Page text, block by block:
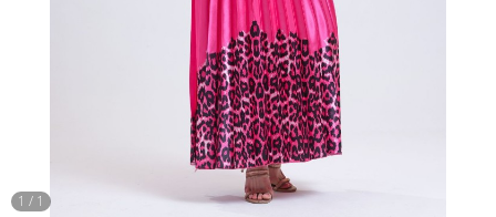
Mont & Kaban Yağmurluk